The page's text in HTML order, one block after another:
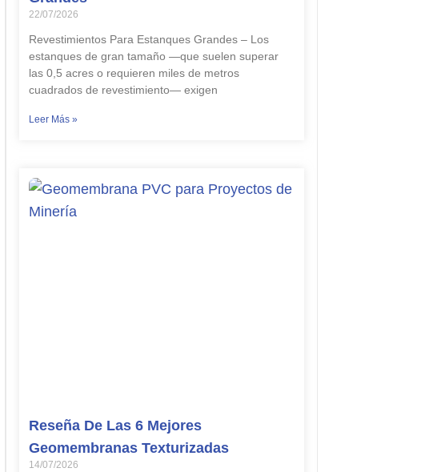
22/07/2026
Revestimientos Para Estanques Grandes – Los
estanques de gran tamaño —que suelen superar
las 0,5 acres o requieren miles de metros
cuadrados de revestimiento— exigen
Leer Más »
Reseña De Las 6 Mejores
Geomembranas Texturizadas
14/07/2026